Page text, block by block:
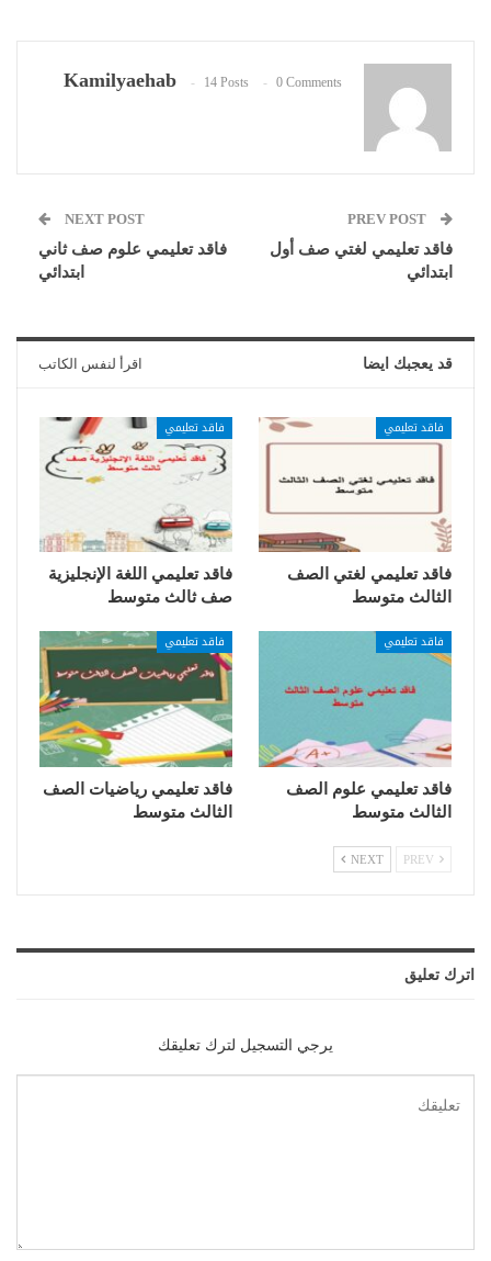
Kamilyaehab 14 Posts 0 Comments
فاقد تعليمي لغتي صف أول
ابتدائي
NEXT POST
فاقد تعليمي علوم صف ثاني
ابتدائي
قد يعجبك ايضا اقرأ لنفس الكاتب
فاقد تعليمي
فاقد تعليمي لغتي الصف
الثالث متوسط
فاقد تعليمي
فاقد تعليمي اللغة الإنجليزية
صف ثالث متوسط
فاقد تعليمي
فاقد تعليمي علوم الصف
الثالث متوسط
فاقد تعليمي
فاقد تعليمي رياضيات الصف
الثالث متوسط
NEXT
اترك تعليق
يرجي التسجيل لترك تعليقك